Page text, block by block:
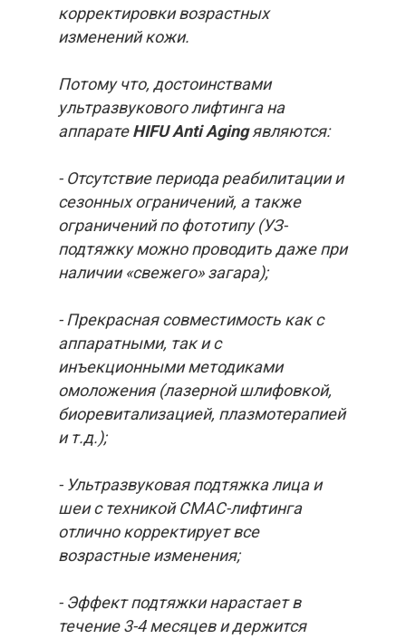
корректировки возрастных
изменений кожи.
Потому что, достоинствами
ультразвукового лифтинга на
аппаратеHIFU Аnti Agingявляются:
- Отсутствие периода реабилитации и
сезонных ограничений, а также
ограничений по фототипу (УЗ-
подтяжку можно проводить даже при
наличии «свежего» загара);
- Прекрасная совместимость как с
аппаратными, так и с
инъекционными методиками
омоложения (лазерной шлифовкой,
биоревитализацией, плазмотерапией
и т.д.);
- Ультразвуковая подтяжка лица и
шеи с техникой СМАС-лифтинга
отлично корректирует все
возрастные изменения;
- Эффект подтяжки нарастает в
течение 3-4 месяцев и держится